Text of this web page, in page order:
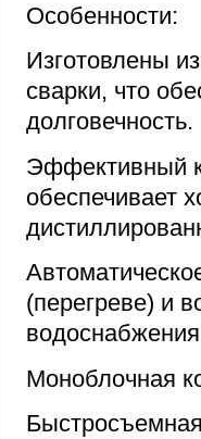
Особенности:
Изготовлены
сварки, что
долговечность.
Эффективный
обеспечивает
(перегреве) и
водоснабжения
Моноблочная